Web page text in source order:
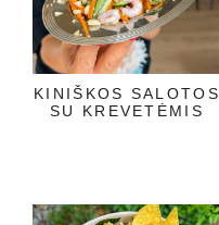
KINIŠKOS SALOTOS
SU KREVETĖMIS